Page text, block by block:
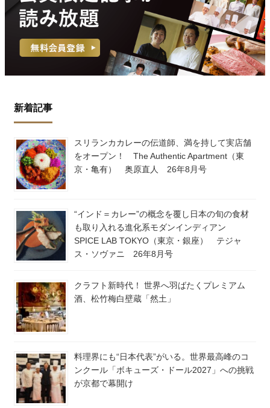
新着記事
スリランカカレーの伝道師、満を持して実店舗
をオープン！ The Authentic Apartment（東
京・亀有） 奥原直人 26年8月号
“インド＝カレー”の概念を覆し日本の旬の食材
も取り入れる進化系モダンインディアン
SPICE LAB TOKYO（東京・銀座） テジャ
ス・ソヴァニ 26年8月号
クラフト新時代！ 世界へ羽ばたくプレミアム
酒、松竹梅白壁蔵「然土」
料理界にも“日本代表”がいる。世界最高峰のコ
ンクール「ボキューズ・ドール2027」への挑戦
が京都で幕開け